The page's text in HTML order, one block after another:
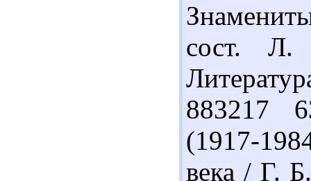
сост.
883217
(1917-
века / Г.